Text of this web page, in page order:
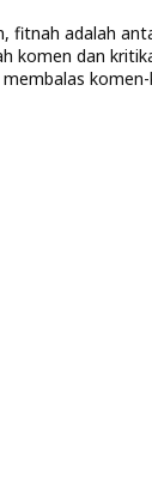
fitnah adalah
komen dan